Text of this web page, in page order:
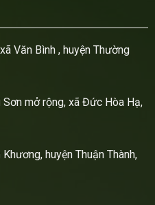
Văn Bình , huyện Thường
mở rộng, xã Đức Hòa Hạ,
huyện Thuận Thành,